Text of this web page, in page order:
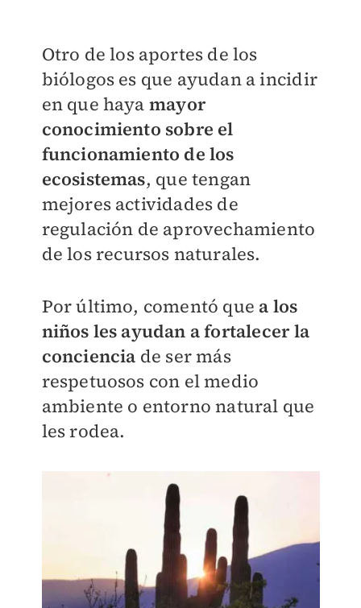
Otro de los aportes de los
biólogos es que ayudan a incidir
en que haya mayor
conocimiento sobre el
funcionamiento de los
ecosistemas, que tengan
mejores actividades de
regulación de aprovechamiento
de los recursos naturales.
Por último, comentó que a los
niños les ayudan a fortalecer la
conciencia de ser más
respetuosos con el medio
ambiente o entorno natural que
les rodea.